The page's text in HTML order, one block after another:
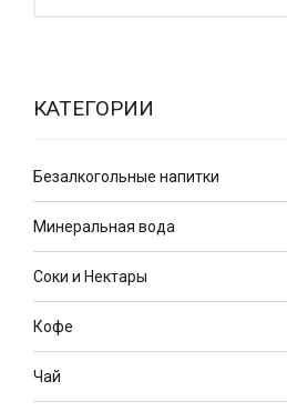
КАТЕГОРИИ
Безалкогольные напитки
Минеральная вода
Соки и Нектары
Кофе
Чай